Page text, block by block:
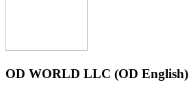
OD WORLD LLC (OD English)